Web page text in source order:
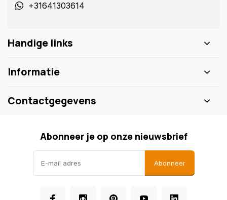
+31641303614
Handige links
Informatie
Contactgegevens
Abonneer je op onze nieuwsbrief
Abonneer